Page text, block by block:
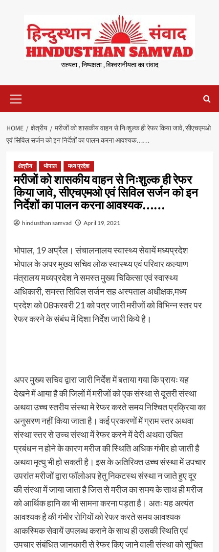
content
सत्यता , निष्पक्षता , विश्वसनीयता का संवाद
Menu
HOME क्षेत्रीय
मरीजों को शासकीय वाहन से निःशुल्क ही रेफर किया जावे, सीएचएमओ
एवं सिविल सर्जन को इन निर्देशों का पालन करना आवश्यक……
क्षेत्रीय भोपाल मध्य प्रदेश
मरीजों को शासकीय वाहन से निःशुल्क ही रेफर
किया जावे, सीएचएमओ एवं सिविल सर्जन को इन
निर्देशों का पालन करना आवश्यक……
hindusthan samvad April 19, 2021
भोपाल, 19 अप्रैल। संचालनालय स्वास्थ्य सेवायें मध्यप्रदेश
भोपाल के अपर मुख्य सचिव लोक स्वास्थ्य एवं परिवार कल्याण
मंत्रालय मध्यप्रदेश ने समस्त मुख्य चिकित्सा एवं स्वास्थ्य
अधिकारी, समस्त सिविल सर्जन सह अस्पताल अधीक्षक,मध्य
प्रदेश को 08फरवरी 21 को पत्र जारी मरीजों को विभिन्न स्तर पर
रेफर करने के संबंध में दिशा निर्देश जारी किये है।
अपर मुख्य सचिव द्वारा जारी निर्देश में बताया गया कि प्रायः यह
देखने में आया है की जिलों में मरीजों को एक संस्था से दूसरी संस्था
अथवा उच्च स्तरीय संस्था मे रेफर करते समय निश्चित प्रक्रिया का
अनुसरण नहीं किया जाता है। कई प्रकरणों में ग्राम स्तर अथवा
संस्था स्तर से उच्च संस्था में रेफर करने में देरी अथवा उचित
प्रबंधन न होने के कारण मरीज की स्थिति अधिक गंभीर हो जाती है
अथवा मृत्यु भी हो सकती है। इस के अतिरिक्त उच्च संस्था में उपचार
उपरांत मरीजों द्वारा फॉलोअप हेतु निकटस्थ संस्था न जाते हुए दूर
की संस्था में जाया जाता है जिस से मरीज का समय के साथ ही मरीज
को आर्थिक हानि का भी सामना करना पड़ता है। अतः यह अत्यंत
आवश्यक है की गंभीर रोगियों को रेफर करते समय आवश्यक
आकस्मिक सेवायें उपलब्ध कराने के साथ ही उसकी स्थिति एवं
उपचार संबंधित जानकारी से रेफर किए जाने वाली संस्था को सूचित